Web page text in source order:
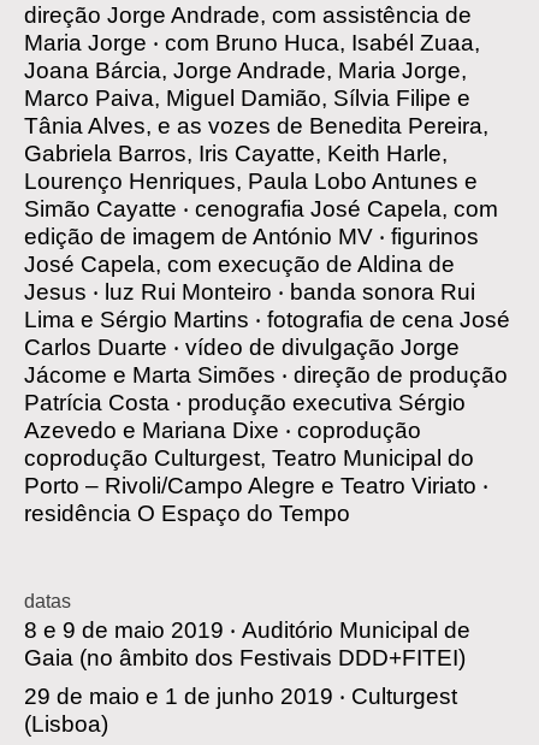
direção Jorge Andrade, com assistência de
Maria Jorge ‧ com Bruno Huca, Isabél Zuaa,
Joana Bárcia, Jorge Andrade, Maria Jorge,
Marco Paiva, Miguel Damião, Sílvia Filipe e
Tânia Alves, e as vozes de Benedita Pereira,
Gabriela Barros, Iris Cayatte, Keith Harle,
Lourenço Henriques, Paula Lobo Antunes e
Simão Cayatte ‧ cenografia José Capela, com
edição de imagem de António MV ‧ figurinos
José Capela, com execução de Aldina de
Jesus ‧ luz Rui Monteiro ‧ banda sonora Rui
Lima e Sérgio Martins ‧ fotografia de cena José
Carlos Duarte ‧ vídeo de divulgação Jorge
Jácome e Marta Simões ‧ direção de produção
Patrícia Costa ‧ produção executiva Sérgio
Azevedo e Mariana Dixe ‧ coprodução
coprodução Culturgest, Teatro Municipal do
Porto – Rivoli/Campo Alegre e Teatro Viriato ‧
residência O Espaço do Tempo
datas
8 e 9 de maio 2019 ‧ Auditório Municipal de
Gaia (no âmbito dos Festivais DDD+FITEI)
29 de maio e 1 de junho 2019 ‧ Culturgest
(Lisboa)